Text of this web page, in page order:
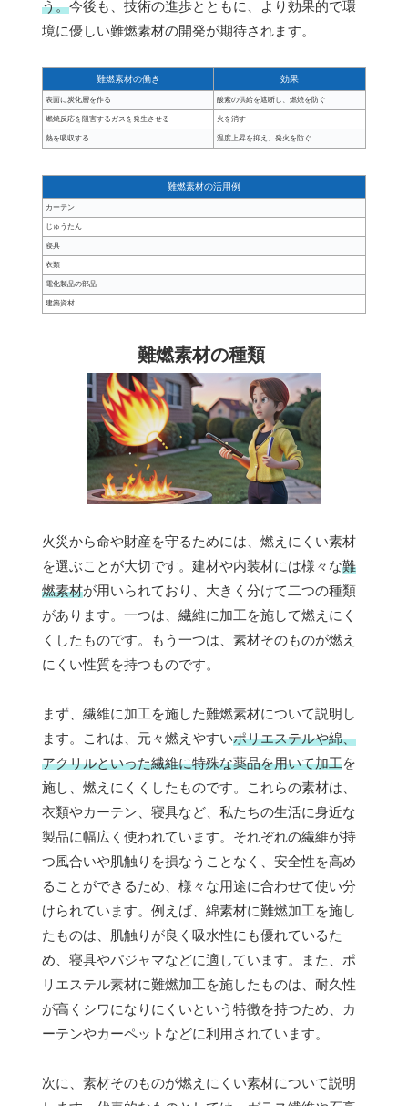
う。今後も、技術の進歩とともに、より効果的で環
境に優しい難燃素材の開発が期待されます。
難燃素材の働き 効果
表面に炭化層を作る 酸素の供給を遮断し、燃焼を防ぐ
燃焼反応を阻害するガスを発生させる 火を消す
熱を吸収する 温度上昇を抑え、発火を防ぐ
難燃素材の活用例
カーテン
じゅうたん
寝具
衣類
電化製品の部品
建築資材
難燃素材の種類
火災から命や財産を守るためには、燃えにくい素材
を選ぶことが大切です。建材や内装材には様々な難
燃素材が用いられており、大きく分けて二つの種類
があります。一つは、繊維に加工を施して燃えにく
くしたものです。もう一つは、素材そのものが燃え
にくい性質を持つものです。
まず、繊維に加工を施した難燃素材について説明し
ます。これは、元々燃えやすいポリエステルや綿、
アクリルといった繊維に特殊な薬品を用いて加工を
施し、燃えにくくしたものです。これらの素材は、
衣類やカーテン、寝具など、私たちの生活に身近な
製品に幅広く使われています。それぞれの繊維が持
つ風合いや肌触りを損なうことなく、安全性を高め
ることができるため、様々な用途に合わせて使い分
けられています。例えば、綿素材に難燃加工を施し
たものは、肌触りが良く吸水性にも優れているた
め、寝具やパジャマなどに適しています。また、ポ
リエステル素材に難燃加工を施したものは、耐久性
が高くシワになりにくいという特徴を持つため、カ
ーテンやカーペットなどに利用されています。
次に、素材そのものが燃えにくい素材について説明